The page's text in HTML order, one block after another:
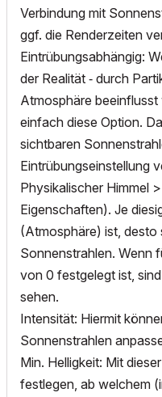
Verbindung mit
ggf. die Renderzeiten
Eintrübungsabhängig:
der Realität ‐ durch
Atmosphäre
einfach diese Option.
sichtbaren
Eintrübungseinstellung
Physikalischer Himmel
Eigenschaften). Je
(Atmosphäre) ist, desto
Sonnenstrahlen. Wenn
von 0 festgelegt ist,
sehen.
Intensität: Hiermit
Sonnenstrahlen
Min. Helligkeit: Mit
festlegen, ab welchem